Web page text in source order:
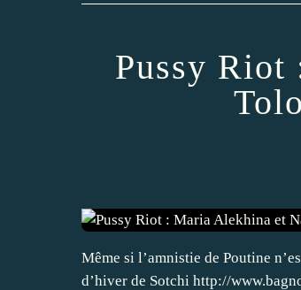
Pussy Riot
Même si l’amnistie de Poutine
d’hiver de Sotchi http://